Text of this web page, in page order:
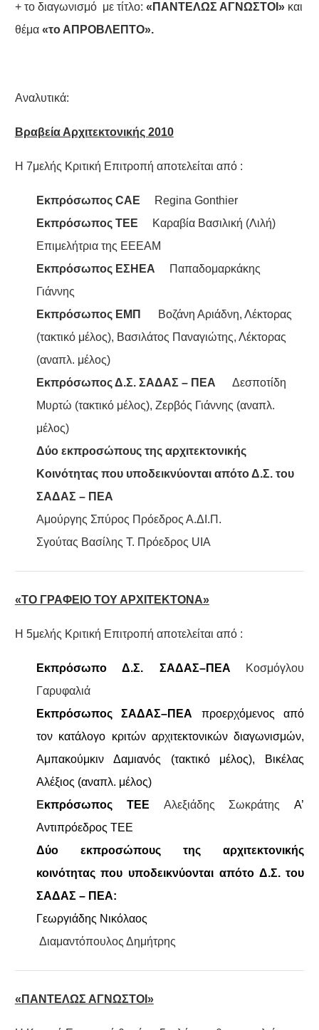
+ το διαγωνισμό με τίτλο: «ΠΑΝΤΕΛΩΣ ΑΓΝΩΣΤΟΙ» και
θέμα«το ΑΠΡΟΒΛΕΠΤΟ».
Αναλυτικά:
Βραβεία Αρχιτεκτονικής 2010
Η 7μελής Κριτική Επιτροπή αποτελείται από :
Εκπρόσωπος CAE Regina Gonthier
Εκπρόσωπος ΤΕΕ
Καραβία Βασιλική (Λιλή)
Επιμελήτρια της ΕΕΕΑΜ
Εκπρόσωπος ΕΣΗΕΑ
Παπαδομαρκάκης
Γιάννης
Εκπρόσωπος ΕΜΠ
Βοζάνη Αριάδνη, Λέκτορας
(τακτικό μέλος), Βασιλάτος Παναγιώτης, Λέκτορας
(αναπλ. μέλος)
Εκπρόσωπος Δ.Σ. ΣΑΔΑΣ – ΠΕΑ
Δεσποτίδη
Μυρτώ (τακτικό μέλος), Ζερβός Γιάννης (αναπλ.
μέλος)
Δύο εκπροσώπους της αρχιτεκτονικής
Κοινότητας που υποδεικνύονται απότο Δ.Σ. του
ΣΑΔΑΣ – ΠΕΑ
Αμούργης Σπύρος Πρόεδρος Α.ΔΙ.Π.
Σγούτας Βασίλης Τ. Πρόεδρος UIA
«ΤΟ ΓΡΑΦΕΙΟ ΤΟΥ ΑΡΧΙΤΕΚΤΟΝΑ»
Η 5μελής Κριτική Επιτροπή αποτελείται από :
Εκπρόσωπο Δ.Σ. ΣΑΔΑΣ–ΠΕA
Κοσμόγλου
Γαρυφαλιά
Εκπρόσωπος ΣΑΔΑΣ–ΠΕA
προερχόμενος από
τον κατάλογο κριτών αρχιτεκτονικών διαγωνισμών,
Αμπακούμκιν Δαμιανός (τακτικό μέλος), Βικέλας
Αλέξιος (αναπλ. μέλος)
Εκπρόσωπος ΤΕΕ Αλεξιάδης Σωκράτης
A’
Αντιπρόεδρος ΤΕΕ
Δύο εκπροσώπους της αρχιτεκτονικής
κοινότηταςπου υποδεικνύονται απότο Δ.Σ. του
ΣΑΔΑΣ – ΠΕΑ:
Γεωργιάδης Νικόλαος
Διαμαντόπουλος Δημήτρης
«ΠΑΝΤΕΛΩΣ ΑΓΝΩΣΤΟΙ»